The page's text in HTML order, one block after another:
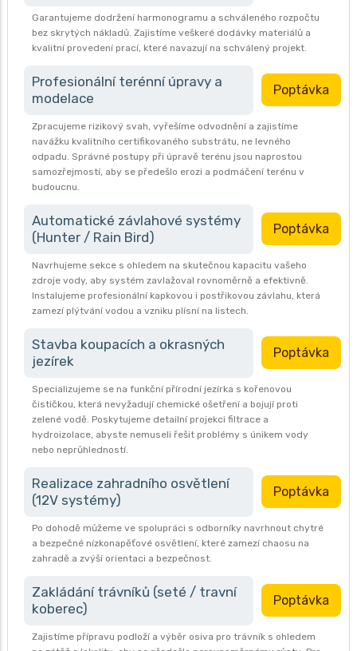
Garantujeme dodržení harmonogramu a schváleného rozpočtu
bez skrytých nákladů. Zajistíme veškeré dodávky materiálů a
kvalitní provedení prací, které navazují na schválený projekt.
Profesionální terénní úpravy a
modelace
Poptávka
Zpracujeme rizikový svah, vyřešíme odvodnění a zajistíme
navážku kvalitního certifikovaného substrátu, ne levného
odpadu. Správné postupy při úpravě terénu jsou naprostou
samozřejmostí, aby se předešlo erozi a podmáčení terénu v
budoucnu.
Automatické závlahové systémy
(Hunter / Rain Bird)
Poptávka
Navrhujeme sekce s ohledem na skutečnou kapacitu vašeho
zdroje vody, aby systém zavlažoval rovnoměrně a efektivně.
Instalujeme profesionální kapkovou i postřikovou závlahu, která
zamezí plýtvání vodou a vzniku plísní na listech.
Stavba koupacích a okrasných
jezírek
Poptávka
Specializujeme se na funkční přírodní jezírka s kořenovou
čističkou, která nevyžadují chemické ošetření a bojují proti
zelené vodě. Poskytujeme detailní projekci filtrace a
hydroizolace, abyste nemuseli řešit problémy s únikem vody
nebo neprůhledností.
Realizace zahradního osvětlení
(12V systémy)
Poptávka
Po dohodě můžeme ve spolupráci s odborníky navrhnout chytré
a bezpečné nízkonapěťové osvětlení, které zamezí chaosu na
zahradě a zvýší orientaci a bezpečnost.
Zakládání trávníků (seté / travní
koberec)
Poptávka
Zajistíme přípravu podloží a výběr osiva pro trávník s ohledem